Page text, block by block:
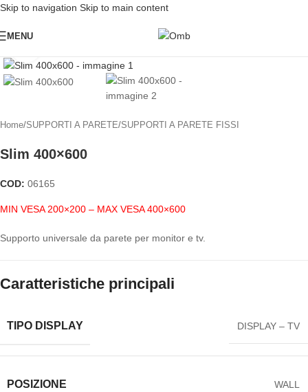
Skip to navigation Skip to main content
MENU
Home/SUPPORTI A PARETE/SUPPORTI A PARETE FISSI
Slim 400×600
COD: 06165
MIN VESA 200×200 – MAX VESA 400×600
Supporto universale da parete per monitor e tv.
Caratteristiche principali
TIPO DISPLAY DISPLAY – TV
POSIZIONE WALL